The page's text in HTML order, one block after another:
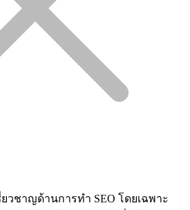
ยวชาญด้านการทำ SEO โดยเฉพาะ